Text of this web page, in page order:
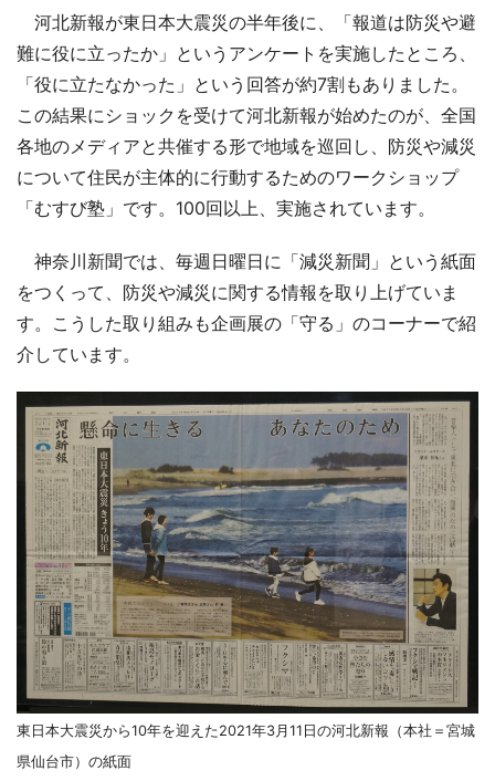
河北新報が東日本大震災の半年後に、「報道は防災や避
難に役に立ったか」というアンケートを実施したところ、
「役に立たなかった」という回答が約7割もありました。
この結果にショックを受けて河北新報が始めたのが、全国
各地のメディアと共催する形で地域を巡回し、防災や減災
について住民が主体的に行動するためのワークショップ
「むすび塾」です。100回以上、実施されています。
神奈川新聞では、毎週日曜日に「減災新聞」という紙面
をつくって、防災や減災に関する情報を取り上げていま
す。こうした取り組みも企画展の「守る」のコーナーで紹
介しています。
東日本大震災から10年を迎えた2021年3月11日の河北新報（本社＝宮城
県仙台市）の紙面